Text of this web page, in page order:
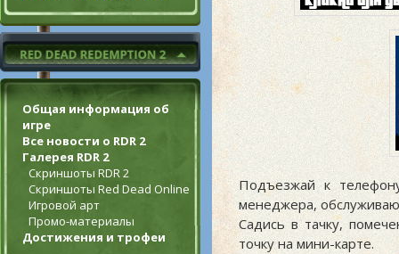
Общая информация об
игре
Все новости о RDR 2
Галерея RDR 2
Скриншоты RDR 2
Скриншоты Red Dead Online
Игровой арт
Промо-материалы
Достижения и трофеи
Подъезжай к
менеджера,
Садись в тачку,
точку на мини-карте.